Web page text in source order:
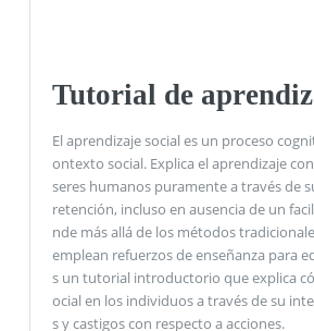
Tutorial de
El aprendizaje social es un proceso
ontexto social. Explica el aprendizaje
seres humanos puramente a través de
retención, incluso en ausencia de un
nde más allá de los métodos
emplean refuerzos de enseñanza para
s un tutorial introductorio que explica
ocial en los individuos a través de su
s y castigos con respecto a acciones.